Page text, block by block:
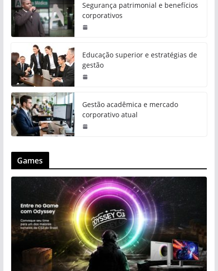
Segurança patrimonial e benefícios
corporativos
Educação superior e estratégias de
gestão
Gestão acadêmica e mercado
corporativo atual
Games